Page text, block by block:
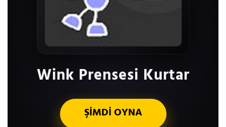
Wink Prensesi Kurtar
ŞİMDİ OYNA